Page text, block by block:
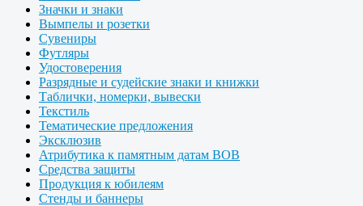
Значки и знаки
Вымпелы и розетки
Сувениры
Футляры
Удостоверения
Разрядные и судейские знаки и книжки
Таблички, номерки, вывески
Текстиль
Тематические предложения
Эксклюзив
Атрибутика к памятным датам ВОВ
Средства защиты
Продукция к юбилеям
Стенды и баннеры